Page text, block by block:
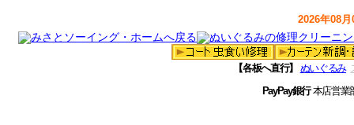
2026年08
【各板へ直行】 ぬいぐるみ
PayPay銀行本店営